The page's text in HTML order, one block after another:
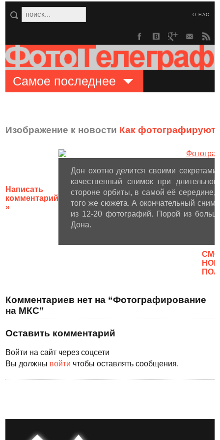
О НАС
Самое последнее
Изображение к новости Как фотографируют
Написать
комментарий
»
Дон охотно делится своими
качественный снимок при
стороне орбиты, в самой её середине,
того же сюжета. А окончательный
из 12-20 фотографий. Порой из
Дона.
Комментариев нет на “Фотографирование
на МКС”
Оставить комментарий
Войти на сайт через соцсети
Вы должны войти чтобы оставлять сообщения.